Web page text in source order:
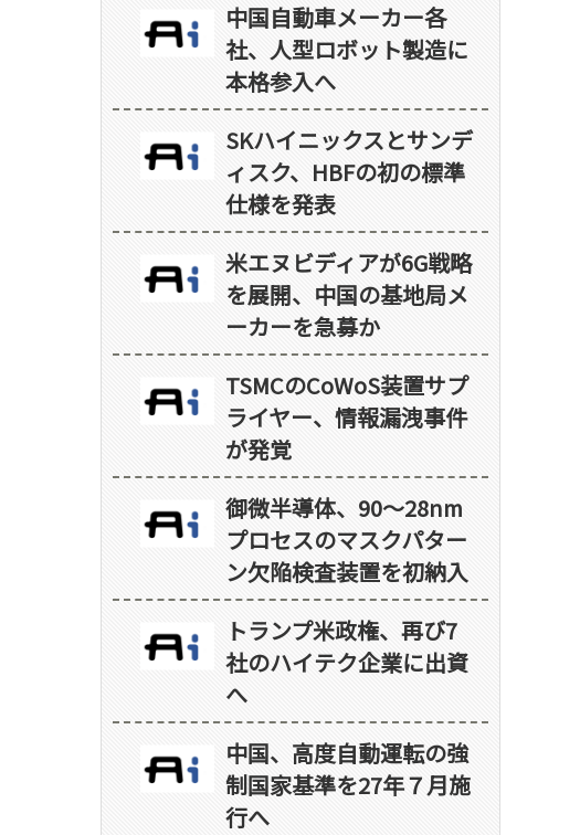
中国自動車メーカー各
社、人型ロボット製造に
本格参入へ
SKハイニックスとサンデ
ィスク、HBFの初の標準
仕様を発表
米エヌビディアが6G戦略
を展開、中国の基地局メ
ーカーを急募か
TSMCのCoWoS装置サプ
ライヤー、情報漏洩事件
が発覚
御微半導体、90～28nm
プロセスのマスクパター
ン欠陥検査装置を初納入
トランプ米政権、再び7
社のハイテク企業に出資
へ
中国、高度自動運転の強
制国家基準を27年７月施
行へ